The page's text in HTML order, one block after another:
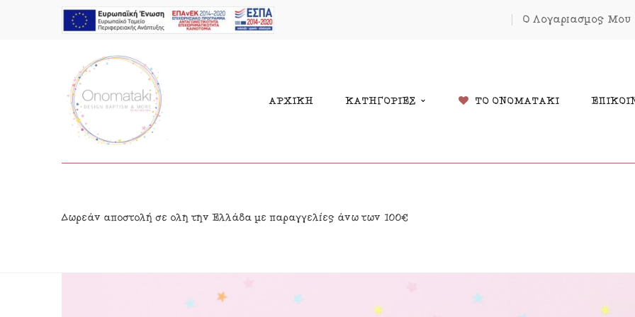
Ο Λογαριασμός Μου
ΑΡΧΙΚΗ ΚΑΤΗΓΟΡΙΕΣ
Μπομπονιέρες Αγόρι
Προσκλητήρια Αγόρι
Προσκλητήρια Κορίτσι
Παιδικά Δώρα
Διακόσμηση Δωματίου
Κρεμαστά Μόμπιλε Κούνιας
Κοσμήματα
ΤΟ ΟΝΟΜΑΤΑΚΙ
Δωρεάν αποστολή σε όλη την Ελλάδα με παραγγελίες άνω των 100€